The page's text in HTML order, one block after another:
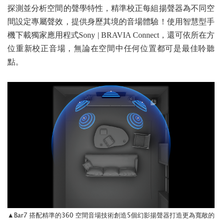
探測並分析空間的聲學特性，精準校正每組揚聲器為不同空
間設定專屬聲效，提供身歷其境的音場體驗！使用智慧型手
機下載獨家應用程式Sony | BRAVIA Connect，還可依所在方
位重新校正音場，無論在空間中任何位置都可是最佳聆聽
點。
▲ Bar7 搭配精準的360 空間音場技術創造5個幻影揚聲器打造更為寬敞的